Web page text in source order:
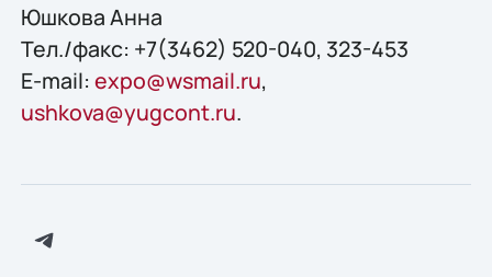
Юшкова Анна
Тел./факс: +7(3462) 520-040, 323-453
E-mail: expo@wsmail.ru,
ushkova@yugcont.ru.